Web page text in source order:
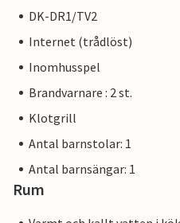
DK-DR1/TV2
Internet (trådlöst)
Inomhusspel
Brandvarnare : 2 st.
Klotgrill
Antal barnstolar: 1
Antal barnsängar: 1
Rum